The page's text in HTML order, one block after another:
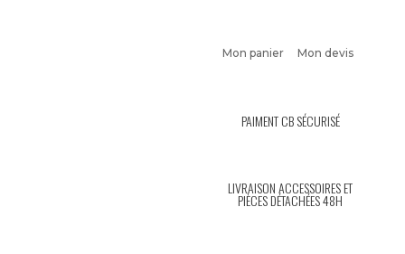
Mon panier Mon devis
PAIMENT CB SÉCURISÉ
LIVRAISON ACCESSOIRES ET
PIÈCES DÉTACHÉES 48H